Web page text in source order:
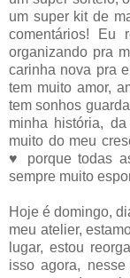
um super kit de
comentários! Eu
organizando pra
carinha nova pra
tem muito amor,
tem sonhos
minha história,
muito do meu
♥ porque todas
sempre muito
Hoje é domingo,
meu atelier,
lugar, estou
isso agora,